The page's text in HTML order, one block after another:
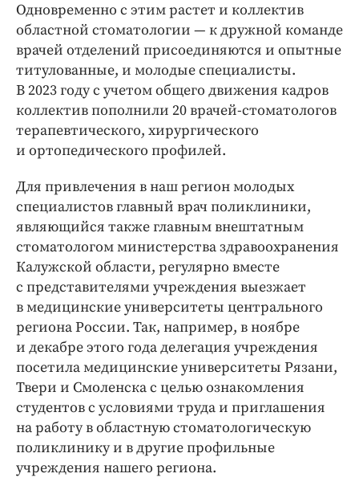
Одновременно с этим растет и коллектив
областной стоматологии — к дружной команде
врачей отделений присоединяются и опытные
титулованные, и молодые специалисты.
В 2023 году с учетом общего движения кадров
коллектив пополнили 20 врачей-­стоматологов
терапевтического, хирургического
и ортопедического профилей.
Для привлечения в наш регион молодых
специалистов главный врач поликлиники,
являющийся также главным внештатным
стоматологом министерства здравоохранения
Калужской области, регулярно вместе
с представителями учреждения выезжает
в медицинские университеты центрального
региона России. Так, например, в ноябре
и декабре этого года делегация учреждения
посетила медицинские университеты Рязани,
Твери и Смоленска с целью ознакомления
студентов с условиями труда и приглашения
на работу в областную стоматологическую
поликлинику и в другие профильные
учреждения нашего региона.